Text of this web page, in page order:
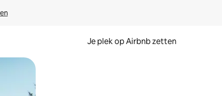
Je plek op Airbnb zetten